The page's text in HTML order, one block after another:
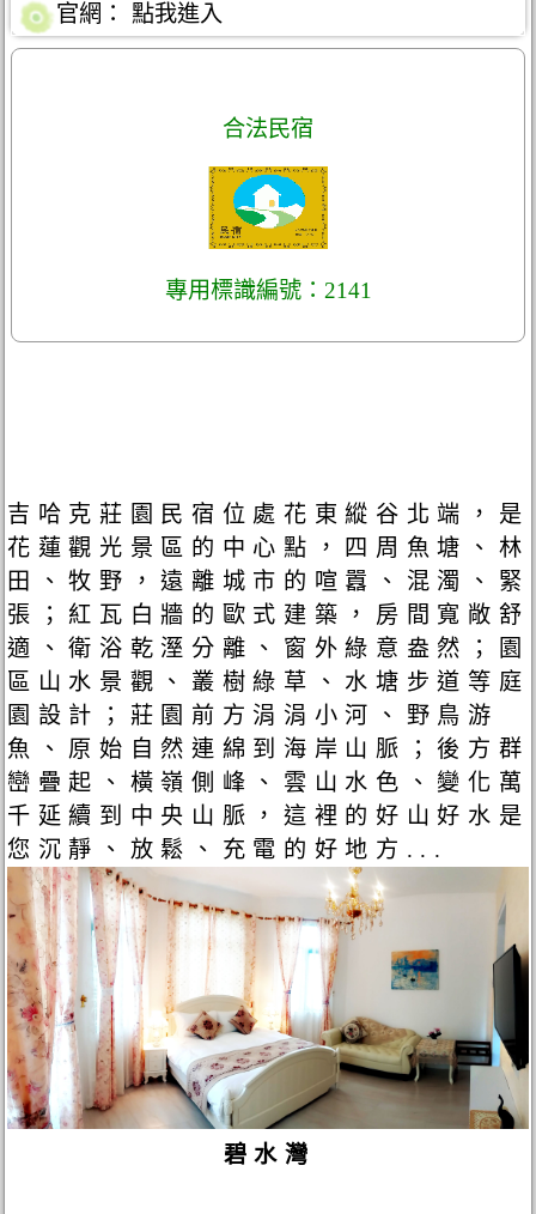
官網：
點我進入
合法民宿
專用標識編號：2141
吉哈克莊園民宿位處花東縱谷北端，是
花蓮觀光景區的中心點，四周魚塘、林
田、牧野，遠離城市的喧囂、混濁、緊
張；紅瓦白牆的歐式建築，房間寬敞舒
適、衛浴乾溼分離、窗外綠意盎然；園
區山水景觀、叢樹綠草、水塘步道等庭
園設計；莊園前方涓涓小河、野鳥游
魚、原始自然連綿到海岸山脈；後方群
巒疊起、橫嶺側峰、雲山水色、變化萬
千延續到中央山脈，這裡的好山好水是
您沉靜、放鬆、充電的好地方...
碧水灣